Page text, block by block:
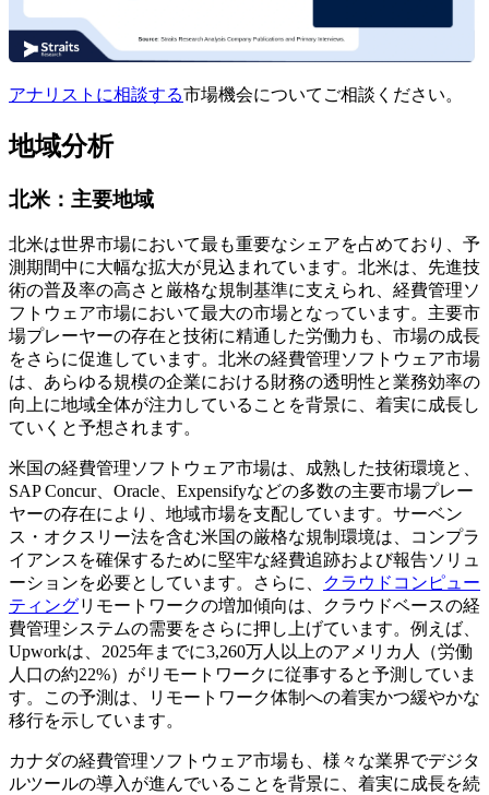
アナリストに相談する市場機会についてご相談ください。
地域分析
北米：主要地域
北米は世界市場において最も重要なシェアを占めており、予
測期間中に大幅な拡大が見込まれています。北米は、先進技
術の普及率の高さと厳格な規制基準に支えられ、経費管理ソ
フトウェア市場において最大の市場となっています。主要市
場プレーヤーの存在と技術に精通した労働力も、市場の成長
をさらに促進しています。北米の経費管理ソフトウェア市場
は、あらゆる規模の企業における財務の透明性と業務効率の
向上に地域全体が注力していることを背景に、着実に成長し
ていくと予想されます。
米国の経費管理ソフトウェア市場は、成熟した技術環境と、
SAP Concur、Oracle、Expensifyなどの多数の主要市場プレー
ヤーの存在により、地域市場を支配しています。サーベン
ス・オクスリー法を含む米国の厳格な規制環境は、コンプラ
イアンスを確保するために堅牢な経費追跡および報告ソリュ
ーションを必要としています。さらに、
クラウドコンピュー
ティングリモートワークの増加傾向は、クラウドベースの経
費管理システムの需要をさらに押し上げています。例えば、
Upworkは、2025年までに3,260万人以上のアメリカ人（労働
人口の約22%）がリモートワークに従事すると予測していま
す。この予測は、リモートワーク体制への着実かつ緩やかな
移行を示しています。
カナダの経費管理ソフトウェア市場も、様々な業界でデジタ
ルツールの導入が進んでいることを背景に、着実に成長を続